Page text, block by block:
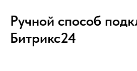
Ручной способ
Битрикс24